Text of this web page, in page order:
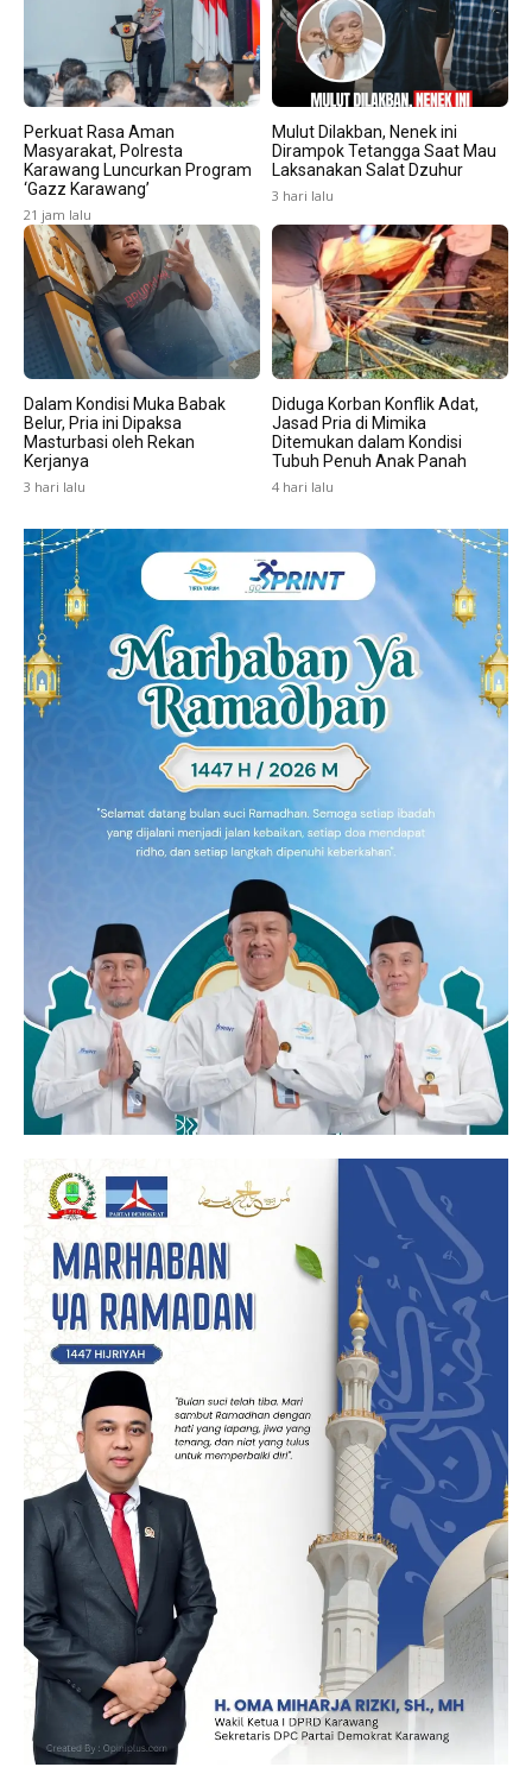
Perkuat Rasa Aman
Masyarakat, Polresta
Karawang Luncurkan Program
‘Gazz Karawang’
21 jam lalu
Mulut Dilakban, Nenek ini
Dirampok Tetangga Saat Mau
Laksanakan Salat Dzuhur
3 hari lalu
Dalam Kondisi Muka Babak
Belur, Pria ini Dipaksa
Masturbasi oleh Rekan
Kerjanya
3 hari lalu
Diduga Korban Konflik Adat,
Jasad Pria di Mimika
Ditemukan dalam Kondisi
Tubuh Penuh Anak Panah
4 hari lalu